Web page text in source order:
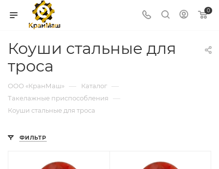
0
Коуши стальные для
троса
ООО «КранМаш» — Каталог —
Такелажные приспособления —
Коуши стальные для троса
ФИЛЬТР